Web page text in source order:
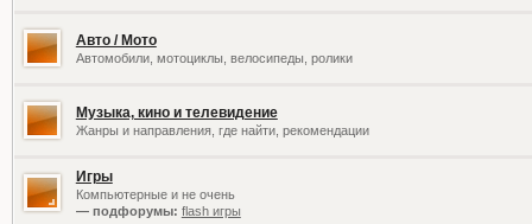
Авто / Мото
Автомобили, мотоциклы, велосипеды, ролики
Музыка, кино и телевидение
Жанры и направления, где найти, рекомендации
Игры
Компьютерные и не очень
— подфорумы: flash игры